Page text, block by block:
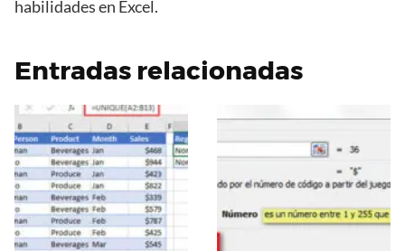
habilidades en Excel.
Entradas relacionadas